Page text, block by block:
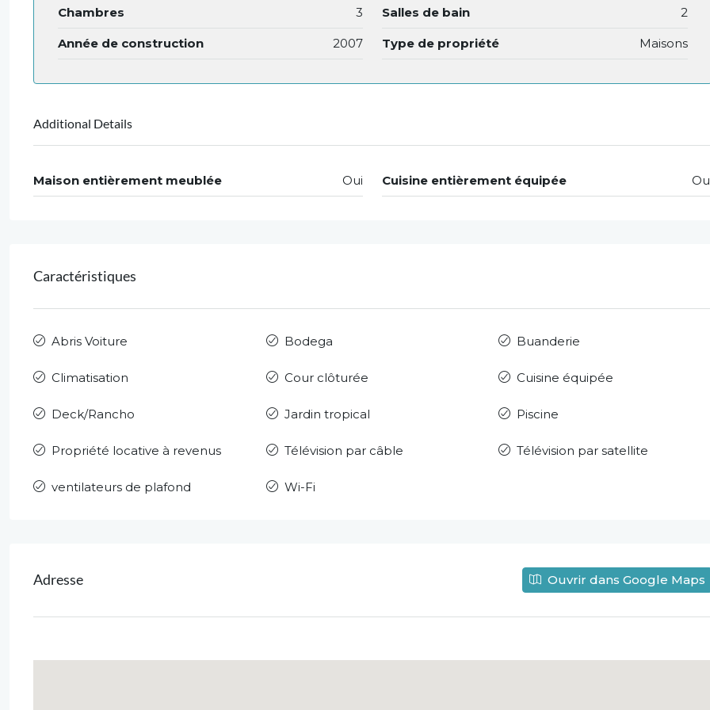
Chambres 3 Salles de bain 2
Année de construction 2007 Type de propriété Maisons
Additional Details
Maison entièrement meublée Oui Cuisine entièrement équipée
Caractéristiques
Abris Voiture Bodega Buanderie
Climatisation Cour clôturée Cuisine équipée
Deck/Rancho Jardin tropical Piscine
Propriété locative à revenus Télévision par câble Télévision par satellite
ventilateurs de plafond Wi-Fi
Adresse Ouvrir dans Google Maps